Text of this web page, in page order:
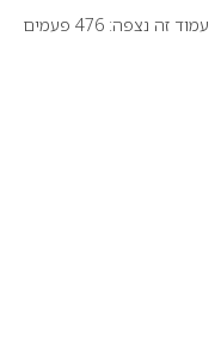
עמוד זה נצפה: 476 פעמים